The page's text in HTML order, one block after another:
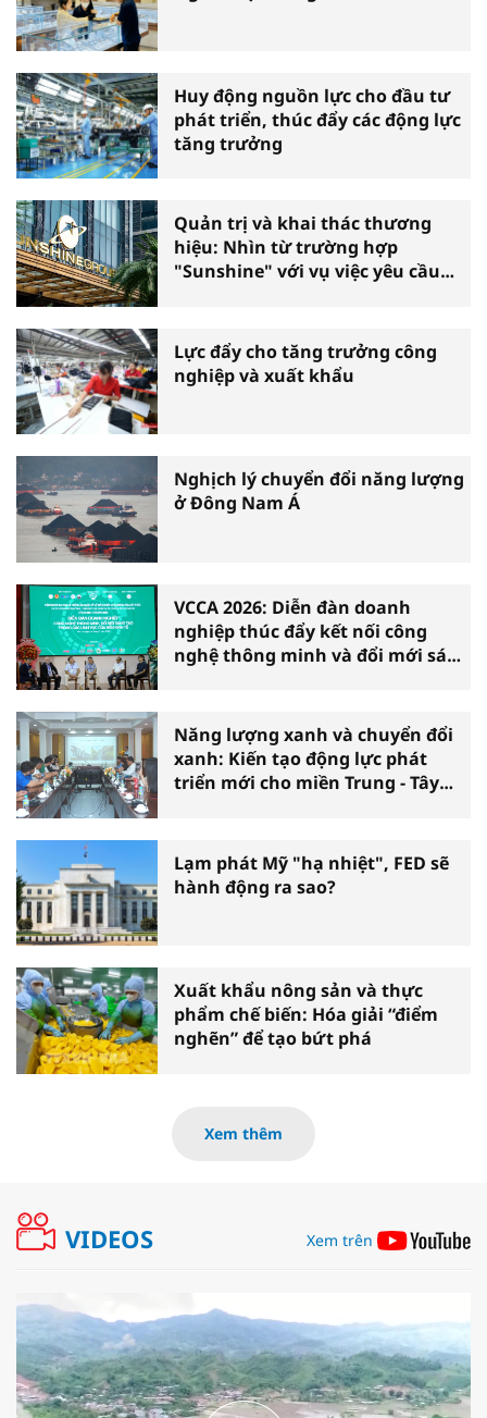
Huy động nguồn lực cho đầu tư
phát triển, thúc đẩy các động lực
tăng trưởng
Quản trị và khai thác thương
hiệu: Nhìn từ trường hợp
"Sunshine" với vụ việc yêu cầu
Lực đẩy cho tăng trưởng công
nghiệp và xuất khẩu
Nghịch lý chuyển đổi năng lượng
ở Đông Nam Á
VCCA 2026: Diễn đàn doanh
nghiệp thúc đẩy kết nối công
nghệ thông minh và đổi mới sáng
Năng lượng xanh và chuyển đổi
xanh: Kiến tạo động lực phát
triển mới cho miền Trung - Tây
Lạm phát Mỹ "hạ nhiệt", FED sẽ
hành động ra sao?
Xuất khẩu nông sản và thực
phẩm chế biến: Hóa giải “điểm
nghẽn” để tạo bứt phá
Xem thêm
VIDEOS Xem trên